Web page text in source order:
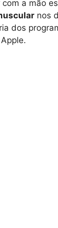
a mão
nos
dos